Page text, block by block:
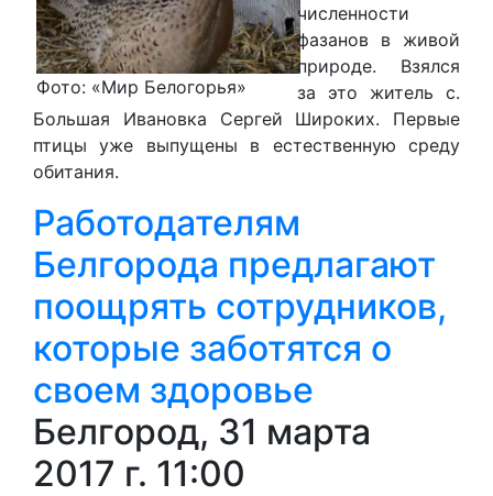
Фото: «Мир Белогорья»
численности
фазанов в живой
природе. Взялся
за это житель с.
Большая Ивановка Сергей Широких. Первые
птицы уже выпущены в естественную среду
обитания.
Работодателям
Белгорода предлагают
поощрять сотрудников,
которые заботятся о
своем здоровье
Белгород, 31 марта
2017 г. 11:00